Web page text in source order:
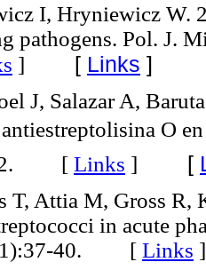
I, Hryniewicz W.
pathogens. Pol. J.
] [ Links ]
J, Salazar A,
O
62. [ Links ] [
T, Attia M, Gross R,
in acute
40. [ Links ]